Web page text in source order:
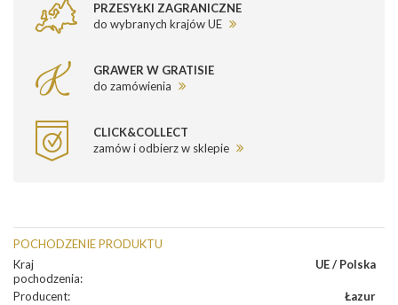
PRZESYŁKI ZAGRANICZNE
do wybranych krajów UE
GRAWER W GRATISIE
do zamówienia
CLICK&COLLECT
zamów i odbierz w sklepie
POCHODZENIE PRODUKTU
Kraj
pochodzenia:
UE / Polska
Producent: Łazur